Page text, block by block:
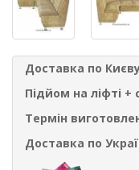
Доставка по
Підйом на ліфті +
Термін
Доставка по